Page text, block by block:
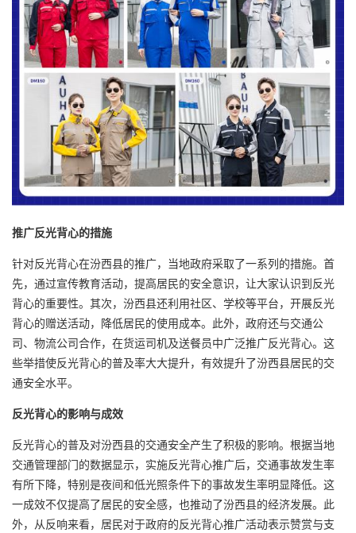
推广反光背心的措施
针对反光背心在汾西县的推广，当地政府采取了一系列的措施。首
先，通过宣传教育活动，提高居民的安全意识，让大家认识到反光
背心的重要性。其次，汾西县还利用社区、学校等平台，开展反光
背心的赠送活动，降低居民的使用成本。此外，政府还与交通公
司、物流公司合作，在货运司机及送餐员中广泛推广反光背心。这
些举措使反光背心的普及率大大提升，有效提升了汾西县居民的交
通安全水平。
反光背心的影响与成效
反光背心的普及对汾西县的交通安全产生了积极的影响。根据当地
交通管理部门的数据显示，实施反光背心推广后，交通事故发生率
有所下降，特别是夜间和低光照条件下的事故发生率明显降低。这
一成效不仅提高了居民的安全感，也推动了汾西县的经济发展。此
外，从反响来看，居民对于政府的反光背心推广活动表示赞赏与支